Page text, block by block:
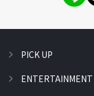
PICK UP
ENTERTAINMENT